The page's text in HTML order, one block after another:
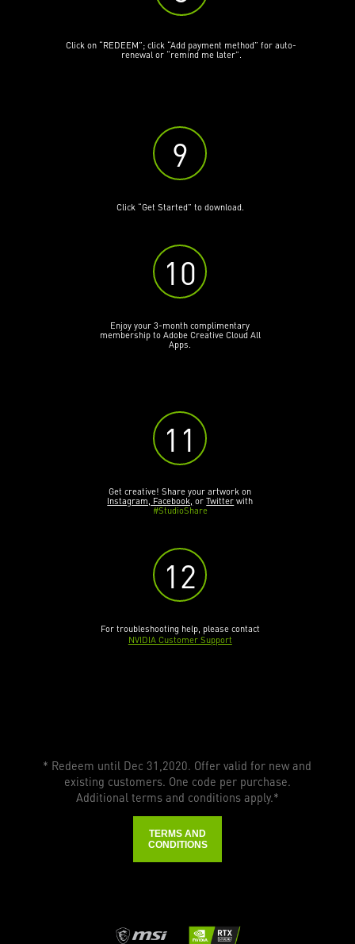
Click on “REDEEM”; click “Add payment method” for auto-
renewal or “remind me later”.
9
Click “Get Started” to download.
10
Enjoy your 3-month complimentary
membership to Adobe Creative Cloud All
Apps.
11
Get creative! Share your artwork on
Instagram, Facebook, orTwitter with
#StudioShare
12
For troubleshooting help, please contact
NVIDIA Customer Support
* Redeem until Dec 31,2020. Offer valid for new and
existing customers. One code per purchase.
Additional terms and conditions apply.*
TERMS AND
CONDITIONS